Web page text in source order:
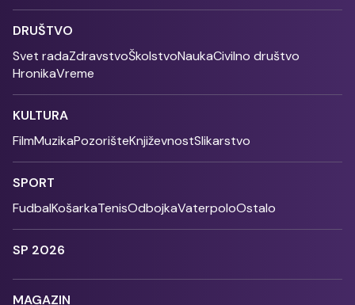
DRUŠTVO
Svet radaZdravstvoŠkolstvoNaukaCivilno društvo
HronikaVreme
KULTURA
FilmMuzikaPozorišteKnjiževnostSlikarstvo
SPORT
FudbalKošarkaTenisOdbojkaVaterpoloOstalo
SP 2026
MAGAZIN